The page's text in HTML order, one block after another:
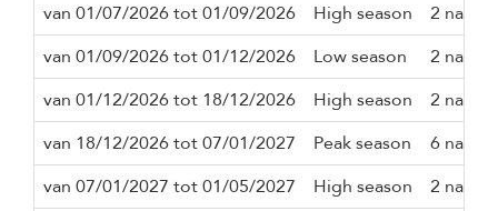
van 01/07/2026 tot 01/09/2026
High season
2
van 01/09/2026 tot 01/12/2026
Low season
2
van 01/12/2026 tot 18/12/2026
High season
2
van 18/12/2026 tot 07/01/2027
Peak season
6
van 07/01/2027 tot 01/05/2027
High season
2